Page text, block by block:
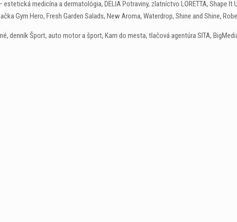
medicína a dermatológia, DELIA Potraviny, zlatníctvo LORETTA, Shape It
Gym Hero, Fresh Garden Salads, New Aroma, Waterdrop, Shine and Shine,
denník Šport, auto motor a šport, Kam do mesta, tlačová agentúra SITA,